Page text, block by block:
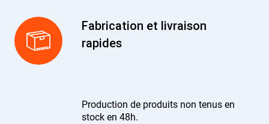
Fabrication et livraison
rapides
Production de produits non tenus en
stock en 48h.